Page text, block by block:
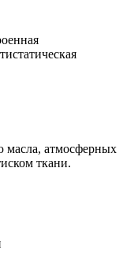
масла, атмосферных
ткани.